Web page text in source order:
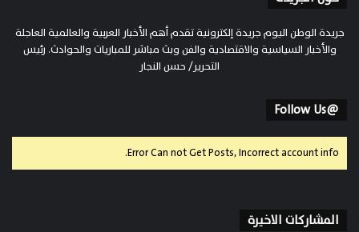
جريدة الوطن اليوم جريدة إلكترونية تقدم أهم الأخبار العربية والعالمية العاجلة
والأخبار السياسية والاقتصادية والفن وبث مباشر للمباريات والحوادث. رئيس
التحرير/ حسن النجار
@Follow Us
Error Can not Get Posts, Incorrect account info.
المشاركات الاخيرة